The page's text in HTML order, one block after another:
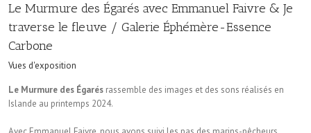
Le Murmure des Égarés avec Emmanuel Faivre & Je
traverse le fleuve / Galerie Éphémère-Essence
Carbone
Vues d'exposition
Le Murmure des Égarés rassemble des images et des sons réalisés en
Islande au printemps 2024.